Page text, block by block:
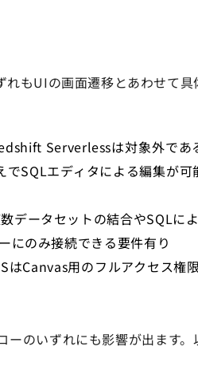
れもUIの画面遷移とあわせて
Serverlessは対象外であ
SQLエディタによる編集が可
データセットの結合やSQLに
にのみ接続できる要件有り
Canvas用のフルアクセス権
のいずれにも影響が出ます